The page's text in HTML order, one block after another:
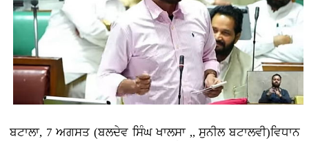
ਬਟਾਲਾ, 7 ਅਗਸਤ (ਬਲਦੇਵ ਸਿੰਘ ਖਾਲਸਾ ,, ਸੁਨੀਲ ਬਟਾਲਵੀ)ਵਿਧਾਨ